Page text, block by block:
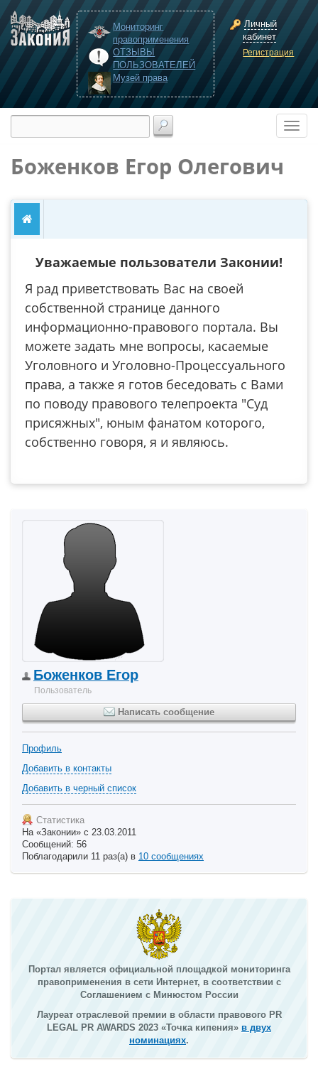
Мониторинг
правоприменения
ОТЗЫВЫ
ПОЛЬЗОВАТЕЛЕЙ
Музей права
Личный
кабинет
Регистрация
Боженков Егор Олегович
Уважаемые пользователи Законии!
Я рад приветствовать Вас на своей
собственной странице данного
информационно-правового портала. Вы
можете задать мне вопросы, касаемые
Уголовного и Уголовно-Процессуального
права, а также я готов беседовать с Вами
по поводу правового телепроекта "Суд
присяжных", юным фанатом которого,
собственно говоря, я и являюсь.
Боженков Егор
Пользователь
Написать сообщение
Профиль
Добавить в контакты
Добавить в черный список
Статистика
На «Законии» с 23.03.2011
Сообщений: 56
Поблагодарили 11 раз(а) в 10 сообщениях
Портал является официальной площадкой мониторинга
правоприменения в сети Интернет, в соответствии с
Соглашением с Минюстом России
Лауреат отраслевой премии в области правового PR
LEGAL PR AWARDS 2023 «Точка кипения» в двух
номинациях.